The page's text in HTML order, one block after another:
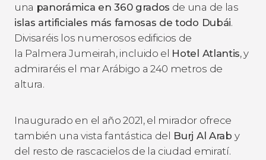
una panorámica en 360 grados de una de las
islas artificiales más famosas de todo Dubái.
Divisaréis los numerosos edificios de
la Palmera Jumeirah, incluido el Hotel Atlantis, y
admiraréis el mar Arábigo a 240 metros de
altura.
Inaugurado en el año 2021, el mirador ofrece
también una vista fantástica del Burj Al Araby
del resto de rascacielos de la ciudad emiratí.